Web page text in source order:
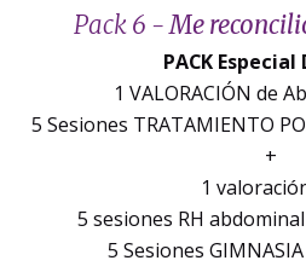
Pack 6 -Me
PACK
1 VALORACIÓN de
5 Sesiones TRATAMIENTO
+
1
5 sesiones RH
5 Sesiones GIMNASIA